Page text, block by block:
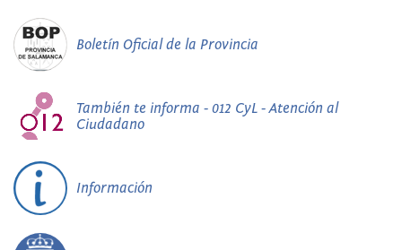
Boletín Oficial de la Provincia
También te informa - 012 CyL - Atención al
Ciudadano
Información